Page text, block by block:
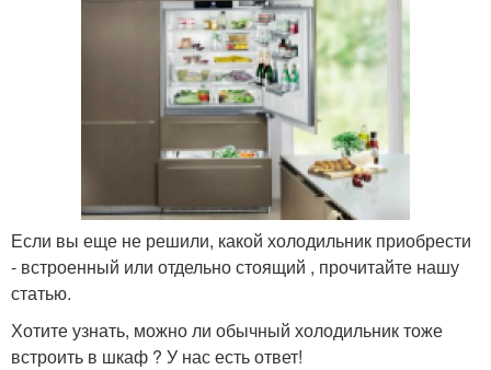
Если вы еще не решили, какой холодильник приобрести
- встроенный или отдельно стоящий , прочитайте нашу
статью.
Хотите узнать, можно ли обычный холодильник тоже
встроить в шкаф ? У нас есть ответ!